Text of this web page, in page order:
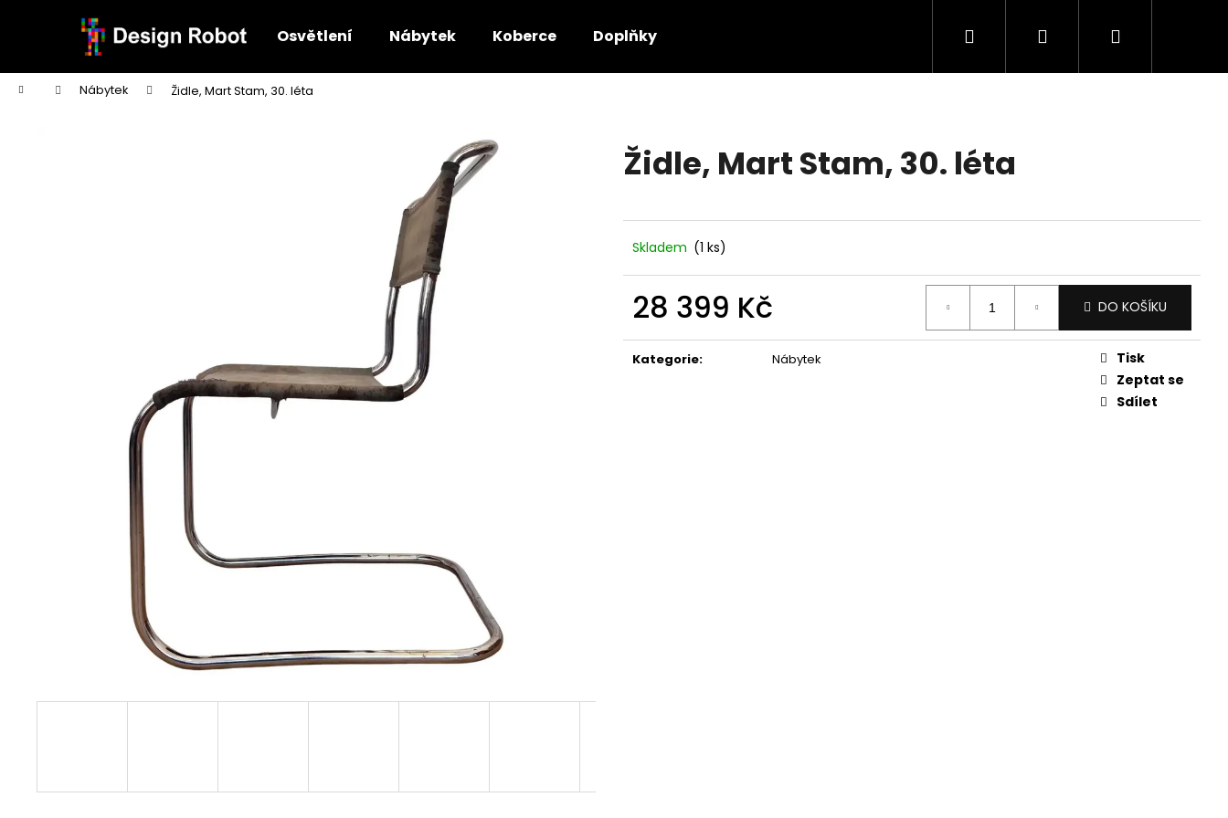
Osvětlení Nábytek Koberce Doplňky Hledat PřihlášeníNákupní
Domů Nábytek Židle, Mart Stam, 30. léta
Židle, Mart Stam, 30. léta
Skladem (1 ks)
28 399 Kč
cena:
DO KOŠÍKU
Kategorie: Nábytek
Tisk
Zeptat se
Sdílet
í
Zpět
do
obchodu
Zpět
do
obchodu
HLEDAT